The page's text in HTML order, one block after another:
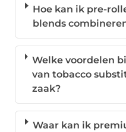
Hoe kan ik pre-
blends
Welke voordelen
van tobacco
zaak?
Waar kan ik